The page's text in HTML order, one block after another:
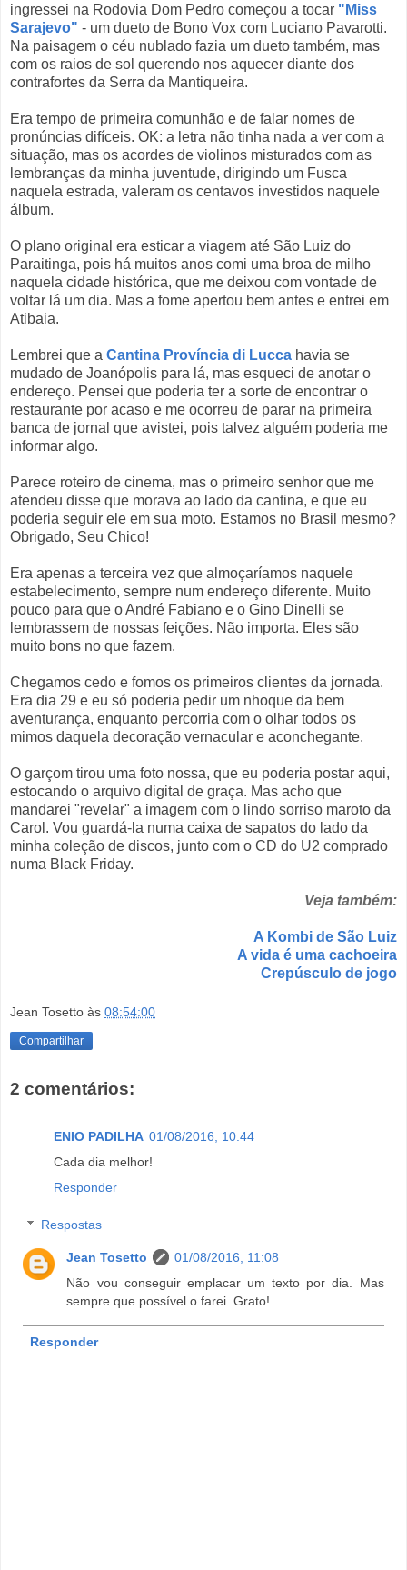
ingressei na Rodovia Dom Pedro começou a tocar "Miss
Sarajevo" - um dueto de Bono Vox com Luciano Pavarotti.
Na paisagem o céu nublado fazia um dueto também, mas
com os raios de sol querendo nos aquecer diante dos
contrafortes da Serra da Mantiqueira.
Era tempo de primeira comunhão e de falar nomes de
pronúncias difíceis. OK: a letra não tinha nada a ver com a
situação, mas os acordes de violinos misturados com as
lembranças da minha juventude, dirigindo um Fusca
naquela estrada, valeram os centavos investidos naquele
álbum.
O plano original era esticar a viagem até São Luiz do
Paraitinga, pois há muitos anos comi uma broa de milho
naquela cidade histórica, que me deixou com vontade de
voltar lá um dia. Mas a fome apertou bem antes e entrei em
Atibaia.
Lembrei que a Cantina Província di Lucca havia se
mudado de Joanópolis para lá, mas esqueci de anotar o
endereço. Pensei que poderia ter a sorte de encontrar o
restaurante por acaso e me ocorreu de parar na primeira
banca de jornal que avistei, pois talvez alguém poderia me
informar algo.
Parece roteiro de cinema, mas o primeiro senhor que me
atendeu disse que morava ao lado da cantina, e que eu
poderia seguir ele em sua moto. Estamos no Brasil mesmo?
Obrigado, Seu Chico!
Era apenas a terceira vez que almoçaríamos naquele
estabelecimento, sempre num endereço diferente. Muito
pouco para que o André Fabiano e o Gino Dinelli se
lembrassem de nossas feições. Não importa. Eles são
muito bons no que fazem.
Chegamos cedo e fomos os primeiros clientes da jornada.
Era dia 29 e eu só poderia pedir um nhoque da bem
aventurança, enquanto percorria com o olhar todos os
mimos daquela decoração vernacular e aconchegante.
O garçom tirou uma foto nossa, que eu poderia postar aqui,
estocando o arquivo digital de graça. Mas acho que
mandarei "revelar" a imagem com o lindo sorriso maroto da
Carol. Vou guardá-la numa caixa de sapatos do lado da
minha coleção de discos, junto com o CD do U2 comprado
numa Black Friday.
Veja também:
A Kombi de São Luiz
A vida é uma cachoeira
Crepúsculo de jogo
Jean Tosetto às 08:54:00
Compartilhar
2 comentários:
ENIO PADILHA 01/08/2016, 10:44
Cada dia melhor!
Responder
Respostas
Jean Tosetto
01/08/2016, 11:08
Não vou conseguir emplacar um texto por dia. Mas
sempre que possível o farei. Grato!
Responder